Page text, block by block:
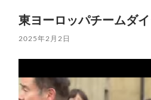
東ヨーロッパチームダ
2025年2月2日